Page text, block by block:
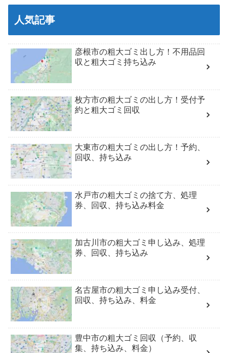
人気記事
彦根市の粗大ゴミ出し方！不用品回
収と粗大ゴミ持ち込み
枚方市の粗大ゴミの出し方！受付予
約と粗大ゴミ回収
大東市の粗大ゴミの出し方！予約、
回収、持ち込み
水戸市の粗大ゴミの捨て方、処理
券、回収、持ち込み料金
加古川市の粗大ゴミ申し込み、処理
券、回収、持ち込み
名古屋市の粗大ゴミ申し込み受付、
回収、持ち込み、料金
豊中市の粗大ゴミ回収（予約、収
集、持ち込み、料金）